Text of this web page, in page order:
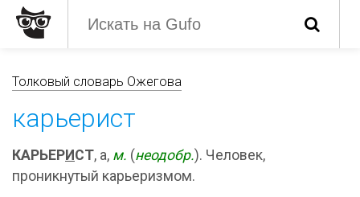
Толковый словарь Ожегова
карьерист
КАРЬЕРИ СТ, а, м. (неодобр.). Человек,
проникнутый карьеризмом.